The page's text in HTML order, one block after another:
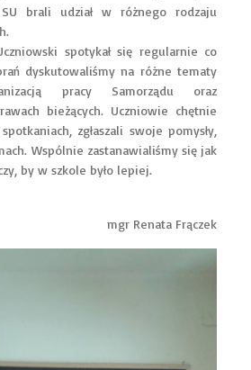
SU brali udział w różnego rodzaju
spotykał się regularnie co
dyskutowaliśmy na różne tematy
pracy Samorządu oraz
bieżących. Uczniowie chętnie
zgłaszali swoje pomysły,
Wspólnie zastanawialiśmy się jak
by w szkole było lepiej.
mgr Renata Frączek